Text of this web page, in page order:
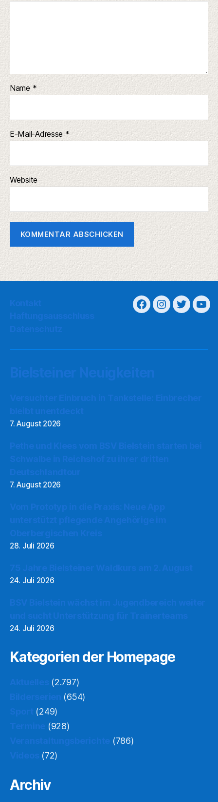
Name *
E-Mail-Adresse *
Website
7. August 2026
7. August 2026
28. Juli 2026
24. Juli 2026
24. Juli 2026
Kategorien der Homepage
(2.797)
(654)
(249)
(928)
(786)
(72)
Archiv